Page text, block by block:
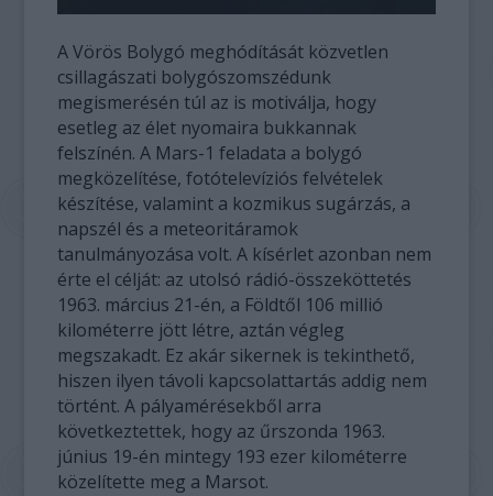
A Vörös Bolygó meghódítását közvetlen
csillagászati bolygószomszédunk
megismerésén túl az is motiválja, hogy
esetleg az élet nyomaira bukkannak
felszínén. A Mars-1 feladata a bolygó
megközelítése, fotótelevíziós felvételek
készítése, valamint a kozmikus sugárzás, a
napszél és a meteoritáramok
tanulmányozása volt. A kísérlet azonban nem
érte el célját: az utolsó rádió-összeköttetés
1963. március 21-én, a Földtől 106 millió
kilométerre jött létre, aztán végleg
megszakadt. Ez akár sikernek is tekinthető,
hiszen ilyen távoli kapcsolattartás addig nem
történt. A pályamérésekből arra
következtettek, hogy az űrszonda 1963.
június 19-én mintegy 193 ezer kilométerre
közelítette meg a Marsot.